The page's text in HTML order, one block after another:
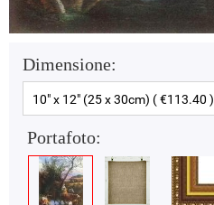
Dimensione:
10" x 12" (25 x 30cm) ( €113.40 )
Portafoto: